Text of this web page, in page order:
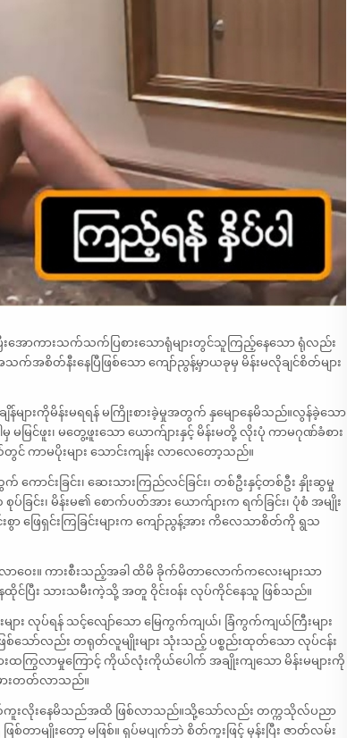
ပြီးအောကားသက်သက်ပြစားသောရုံများတွင်သူကြည့်နေသော ရုံလည်း
အစိတ်နီးနေပြီဖြစ်သော ကျော်ညွန့်မှာယခုမှ မိန်းမလိုချင်စိတ်များ
န်များကိုမိန်းမရရန် မကြိုးစားခဲ့မှုအတွက် နှမျောနေမိသည်။လွန်ခဲ့သော
မမြင်ဖူး၊ မတွေ့ဖူးသော ယောက်ျားနှင့် မိန်းမတို့ လိုးပုံ ကာမဂုဏ်ခံစား
ကာမပိုးများ သောင်းကျန်း လာလေတော့သည်။
က် ကောင်းခြင်း၊ ဆေးသားကြည်လင်ခြင်း၊ တစ်ဦးနှင့်တစ်ဦး နှိုးဆွမှု
ပ်ခြင်း၊ မိန်းမ၏ စောက်ပတ်အား ယောက်ျားက ရက်ခြင်း၊ ပုံစံ အမျိုး
းစွာ ဖြေရှင်းကြခြင်းများက ကျော်ညွန့်အား ကိလေသာစိတ်ကို ရွသ
ဝေး။ ကားစီးသည့်အခါ ထိမိ ခိုက်မိတာလောက်ကလေးများသာ
ပြီး သားသမီးကဲ့သို့ အတူ ဝိုင်း၀န်း လုပ်ကိုင်နေသူ ဖြစ်သည်။
ျား လုပ်ရန် သင့်လျော်သော မြေကွက်ကျယ်၊ ခြံကွက်ကျယ်ကြီးများ
စ်သော်လည်း တရုတ်လူမျိုးများ သုံးသည့် ပစ္စည်းထုတ်သော လုပ်ငန်း
ကြွလာမှုကြောင့် ကိုယ်လုံးကိုယ်ပေါက် အချိုးကျသော မိန်းမများကို
မှားတတ်လာသည်။
စိတ်ကူးလိုးနေမိသည်အထိ ဖြစ်လာသည်။သို့သော်လည်း တက္ကသိုလ်ပညာ
တာမျိုးတော့ မဖြစ်။ ရုပ်မပျက်ဘဲ စိတ်ကူးဖြင့် မှန်းပြီး ဇာတ်လမ်း